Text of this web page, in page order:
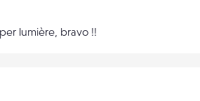
lumière, bravo !!